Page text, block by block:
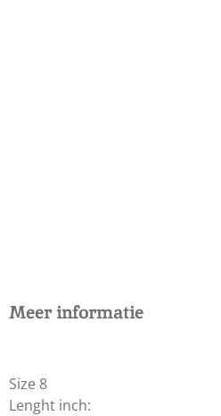
Meer informatie
Size 8
Lenght inch: